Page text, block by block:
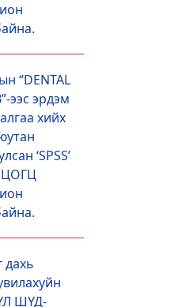
“DENTAL
ээс эрдэм
хийх
‘SPSS’
дахь
ШҮД-